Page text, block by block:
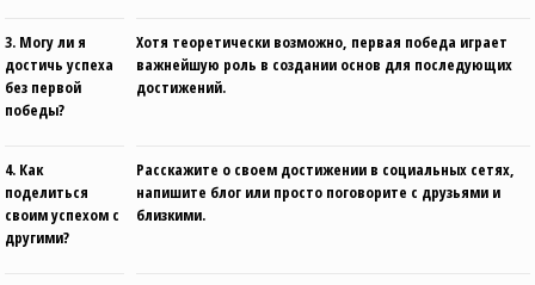
3. Могу ли я
достичь успеха
без первой
победы?
Хотя теоретически возможно, первая победа играет
важнейшую роль в создании основ для последующих
достижений.
4. Как
поделиться
своим успехом с
другими?
Расскажите о своем достижении в социальных сетях,
напишите блог или просто поговорите с друзьями и
близкими.